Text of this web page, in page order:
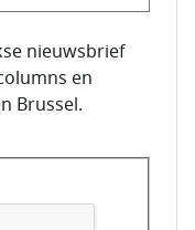
nieuwsbrief
en
Brussel.